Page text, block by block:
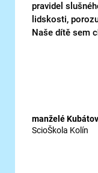
pravidel
lidskosti,
Naše dítě sem
manželé
ScioŠkola Kolín